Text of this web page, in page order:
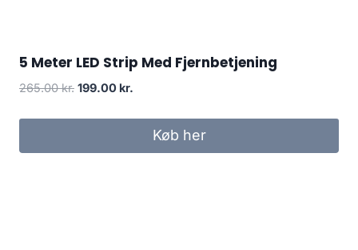
5 Meter LED Strip Med Fjernbetjening
265.00kr. Original
199.00 kr.
199.00 kr..
Køb her